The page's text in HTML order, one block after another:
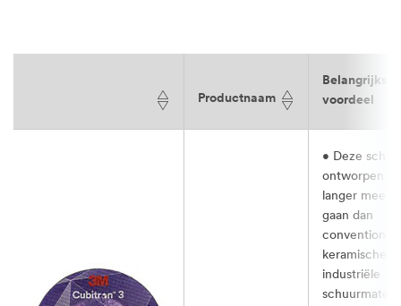
Productnaam
Belangrijkste
voordeel
• Deze schijf
ontworpen
langer mee te
gaan dan
keramische
industriële